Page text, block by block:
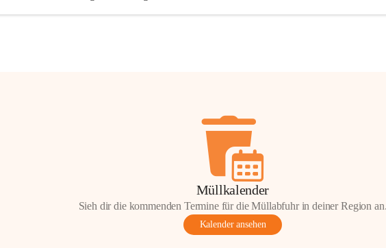
Müllkalender
Sieh dir die kommenden Termine für die Müllabfuhr in deiner Region
Kalender ansehen